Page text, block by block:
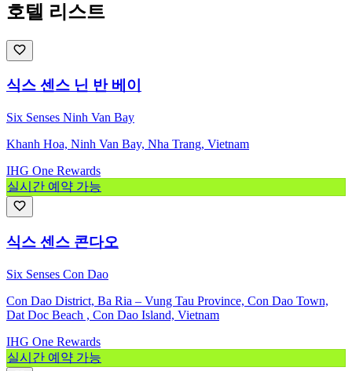
호텔 리스트
식스 센스 닌 반 베이
Six Senses Ninh Van Bay
Khanh Hoa, Ninh Van Bay, Nha Trang, Vietnam
IHG One Rewards
실시간 예약 가능
식스 센스 콘다오
Six Senses Con Dao
Con Dao District, Ba Ria – Vung Tau Province, Con Dao Town,
Dat Doc Beach , Con Dao Island, Vietnam
IHG One Rewards
실시간 예약 가능